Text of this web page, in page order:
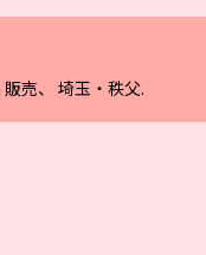
売、 埼玉・秩父.